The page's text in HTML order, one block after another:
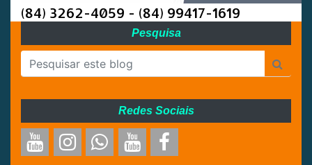
(84) 3262-4059 - (84) 99417-1619
Pesquisa
Redes Sociais